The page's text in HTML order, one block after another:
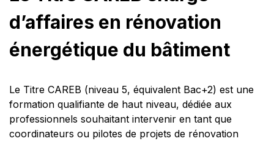
d’affaires en rénovation
énergétique du bâtiment
Le Titre CAREB (niveau 5, équivalent Bac+2) est une
formation qualifiante de haut niveau, dédiée aux
professionnels souhaitant intervenir en tant que
coordinateurs ou pilotes de projets de rénovation